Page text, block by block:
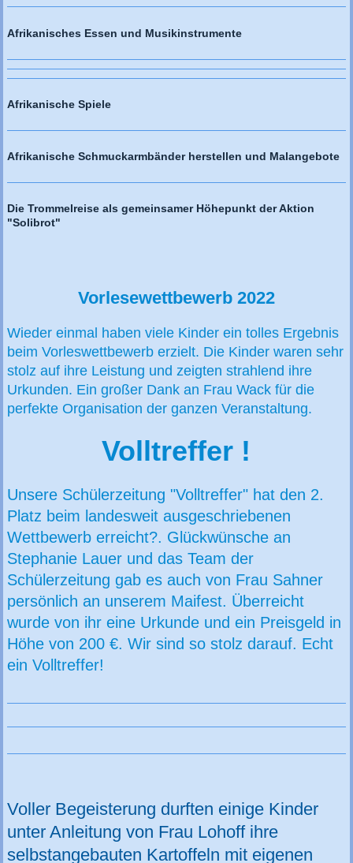
Afrikanisches Essen und Musikinstrumente
Afrikanische Spiele
Afrikanische Schmuckarmbänder herstellen und Malangebote
Die Trommelreise als gemeinsamer Höhepunkt der Aktion
"Solibrot"
Vorlesewettbewerb 2022
Wieder einmal haben viele Kinder ein tolles Ergebnis
beim Vorleswettbewerb erzielt. Die Kinder waren sehr
stolz auf ihre Leistung und zeigten strahlend ihre
Urkunden. Ein großer Dank an Frau Wack für die
perfekte Organisation der ganzen Veranstaltung.
Volltreffer !
Unsere Schülerzeitung "Volltreffer" hat den 2.
Platz beim landesweit ausgeschriebenen
Wettbewerb erreicht?. Glückwünsche an
Stephanie Lauer und das Team der
Schülerzeitung gab es auch von Frau Sahner
persönlich an unserem Maifest. Überreicht
wurde von ihr eine Urkunde und ein Preisgeld in
Höhe von 200 €. Wir sind so stolz darauf. Echt
ein Volltreffer!
Voller Begeisterung durften einige Kinder
unter Anleitung von Frau Lohoff ihre
selbstangebauten Kartoffeln mit eigenen